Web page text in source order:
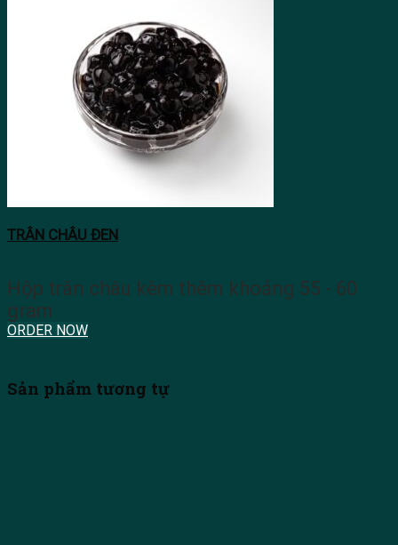
TRÂN CHÂU ĐEN
Hộp trân châu kèm thêm khoảng 55 - 60
gram
ORDER NOW
Sản phẩm tương tự